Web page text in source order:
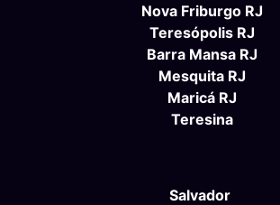
Nova Friburgo RJ
Teresópolis RJ
Barra Mansa RJ
Mesquita RJ
Maricá RJ
Teresina
Salvador